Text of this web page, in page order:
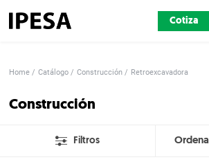
Cotiza
Home Catálogo Construcción Retroexcavadora
Construcción
Filtros